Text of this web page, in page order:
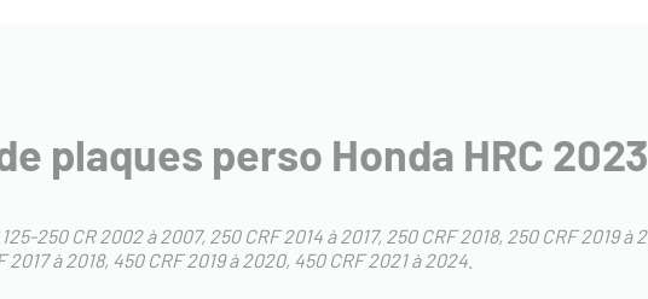
plaques perso Honda HRC
125-250 CR 2002 à 2007 250 CRF 2014 à 2017 250 CRF 2018 250 CRF 2019 à
2017 à 2018 450 CRF 2019 à 2020 450 CRF 2021 à 2024